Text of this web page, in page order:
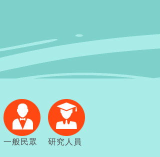
一般民眾 研究人員